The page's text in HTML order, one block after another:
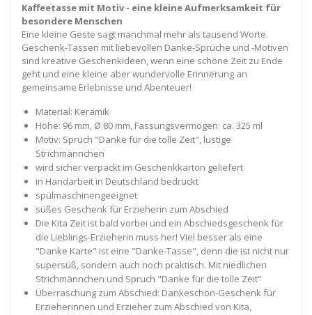
Kaffeetasse mit Motiv - eine kleine Aufmerksamkeit für
besondere Menschen
Eine kleine Geste sagt manchmal mehr als tausend Worte.
Geschenk-Tassen mit liebevollen Danke-Sprüche und -Motiven
sind kreative Geschenkideen, wenn eine schöne Zeit zu Ende
geht und eine kleine aber wundervolle Erinnerung an
gemeinsame Erlebnisse und Abenteuer!
Material: Keramik
Höhe: 96 mm, Ø 80 mm, Fassungsvermögen: ca. 325 ml
Motiv: Spruch "Danke für die tolle Zeit", lustige
Strichmännchen
wird sicher verpackt im Geschenkkarton geliefert
in Handarbeit in Deutschland bedruckt
spülmaschinengeeignet
süßes Geschenk für Erzieherin zum Abschied
Die Kita Zeit ist bald vorbei und ein Abschiedsgeschenk für
die Lieblings-Erzieherin muss her! Viel besser als eine
"Danke Karte" ist eine "Danke-Tasse", denn die ist nicht nur
supersüß, sondern auch noch praktisch. Mit niedlichen
Strichmännchen und Spruch "Danke für die tolle Zeit"
Überraschung zum Abschied: Dankeschön-Geschenk für
Erzieherinnen und Erzieher zum Abschied von Kita,